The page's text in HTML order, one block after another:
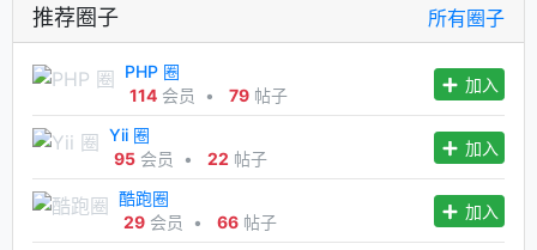
推荐圈子 所有圈子
PHP 圈
114 会员 • 79 帖子
加入
Yii 圈
95 会员 • 22 帖子
加入
酷跑圈
29 会员 • 66 帖子
加入